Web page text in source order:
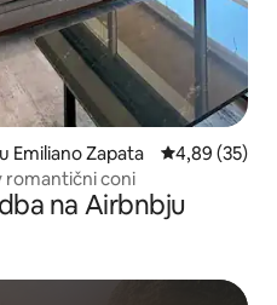
Emiliano Zapata Povprečna
4,89 (35)
romantični coni
na Airbnbju